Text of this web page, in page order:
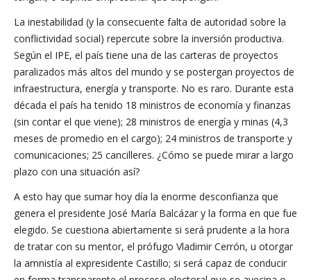
La inestabilidad (y la consecuente falta de autoridad sobre la
conflictividad social) repercute sobre la inversión productiva.
Según el IPE, el país tiene una de las carteras de proyectos
paralizados más altos del mundo y se postergan proyectos de
infraestructura, energía y transporte. No es raro. Durante esta
década el país ha tenido 18 ministros de economía y finanzas
(sin contar el que viene); 28 ministros de energía y minas (4,3
meses de promedio en el cargo); 24 ministros de transporte y
comunicaciones; 25 cancilleres. ¿Cómo se puede mirar a largo
plazo con una situación así?
A esto hay que sumar hoy día la enorme desconfianza que
genera el presidente José María Balcázar y la forma en que fue
elegido. Se cuestiona abiertamente si será prudente a la hora
de tratar con su mentor, el prófugo Vladimir Cerrón, u otorgar
la amnistía al expresidente Castillo; si será capaz de conducir